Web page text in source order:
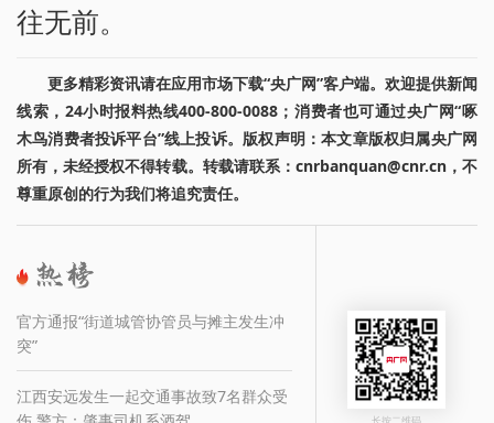
往无前。
更多精彩资讯请在应用市场下载“央广网”客户端。欢迎提供新闻
线索，24小时报料热线400-800-0088；消费者也可通过央广网“啄
木鸟消费者投诉平台”线上投诉。版权声明：本文章版权归属央广网
所有，未经授权不得转载。转载请联系：cnrbanquan@cnr.cn，不
尊重原创的行为我们将追究责任。
官方通报“街道城管协管员与摊主发生冲
突”
江西安远发生一起交通事故致7名群众受